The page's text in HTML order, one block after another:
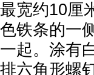
最宽约10厘
色铁条的一
一起。涂有
排六角形螺